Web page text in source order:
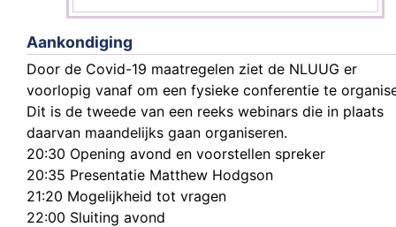
Aankondiging
Door de Covid-19 maatregelen ziet de NLUUG er
voorlopig vanaf om een fysieke conferentie te
Dit is de tweede van een reeks webinars die in plaats
daarvan maandelijks gaan organiseren.
20:30 Opening avond en voorstellen spreker
20:35 Presentatie Matthew Hodgson
21:20 Mogelijkheid tot vragen
22:00 Sluiting avond